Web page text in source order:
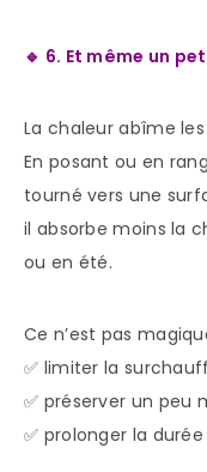
🔹 6. Et même un
La chaleur abîme
En posant ou en
tourné vers une
il absorbe moins la
ou en été.
Ce n’est pas
✅ limiter la
✅ préserver un peu
✅ prolonger la